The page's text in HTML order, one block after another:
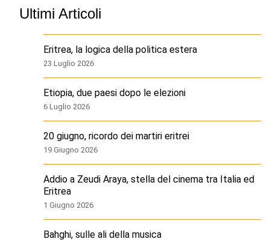
Ultimi Articoli
Eritrea, la logica della politica estera
23 Luglio 2026
Etiopia, due paesi dopo le elezioni
6 Luglio 2026
20 giugno, ricordo dei martiri eritrei
19 Giugno 2026
Addio a Zeudi Araya, stella del cinema tra Italia ed
Eritrea
1 Giugno 2026
Bahghi, sulle ali della musica